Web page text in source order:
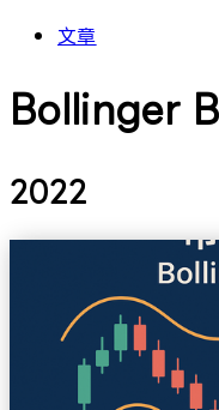
文章
Bollinger
2022